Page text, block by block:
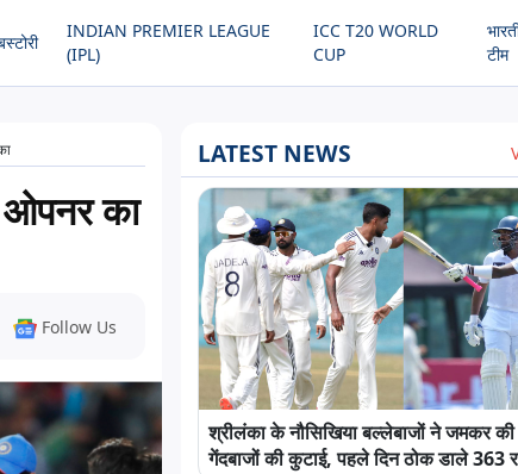
INDIAN PREMIER LEAGUE
(IPL)
ICC T20 WORLD
CUP
टीम
ओपनर का
Follow Us
LATEST NEWS
श्रीलंका के नौसिखिया बल्लेबाजों ने जमकर की
गेंदबाजों की कुटाई, पहले दिन ठोक डाले 363